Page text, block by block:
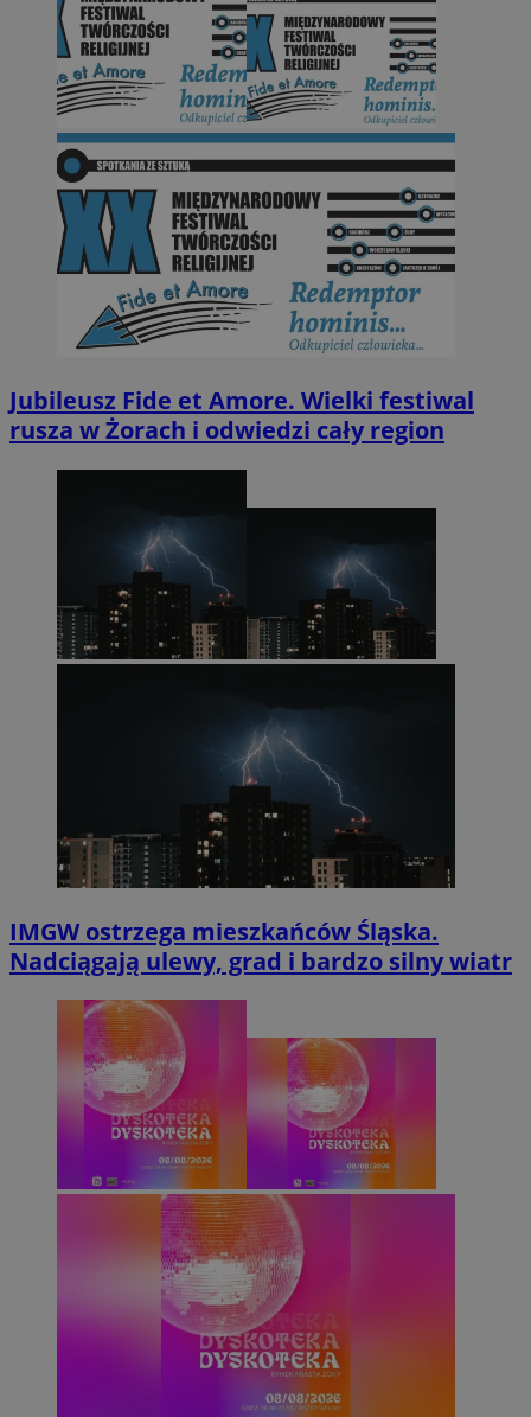
Jubileusz Fide et Amore. Wielki festiwal
rusza w Żorach i odwiedzi cały region
IMGW ostrzega mieszkańców Śląska.
Nadciągają ulewy, grad i bardzo silny wiatr